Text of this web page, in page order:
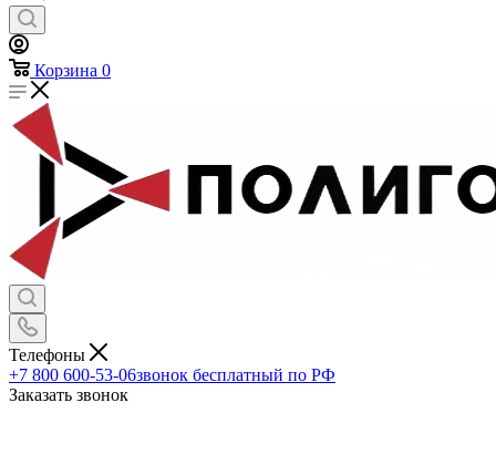
Корзина 0
Телефоны
+7 800 600-53-06звонок бесплатный по РФ
Заказать звонок